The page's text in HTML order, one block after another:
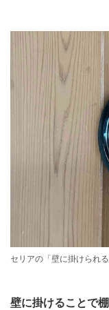
セリアの「壁に掛けられ
壁に掛けることで